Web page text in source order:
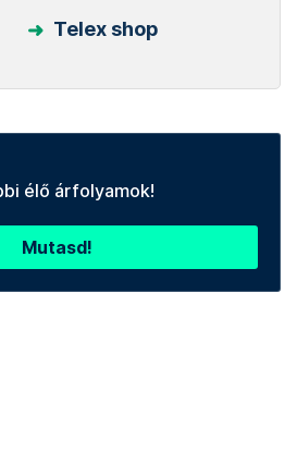
Telex shop
élő árfolyamok!
Mutasd!